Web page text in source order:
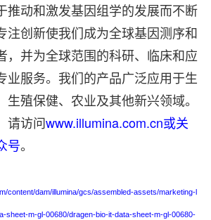
推动和激发基因组学的发展而不断
注创新使我们成为全球基因测序和
，并为全球范围的科研、临床和应
业服务。我们的产品广泛应用于生
殖保健、农业及其他新兴领域。
请访问www.illumina.com.cn或关
号。
content/dam/illumina/gcs/assembled-assets/marketing-l
sheet-m-gl-00680/dragen-bio-it-data-sheet-m-gl-00680-